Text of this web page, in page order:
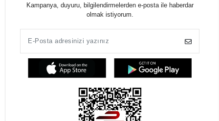
Kampanya, duyuru, bilgilendirmelerden e-posta ile haberdar
olmak istiyorum.